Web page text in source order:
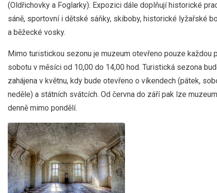
(Oldřichovky a Foglarky). Expozici dále doplňují historické
sáně, sportovní i dětské sáňky, skiboby, historické lyžařské
a běžecké vosky.
Mimo turistickou sezonu je muzeum otevřeno pouze každou
sobotu v měsíci od 10,00 do 14,00 hod. Turistická sezona
zahájena v květnu, kdy bude otevřeno o víkendech (pátek,
neděle) a státních svátcích. Od června do září pak lze
denně mimo pondělí.